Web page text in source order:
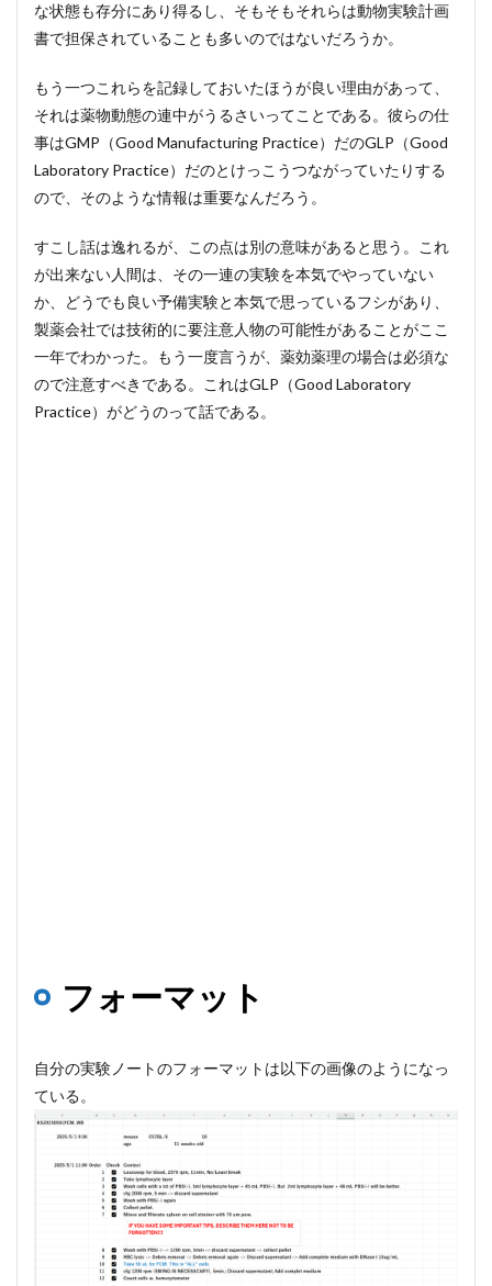
な状態も存分にあり得るし、そもそもそれらは動物実験計画
書で担保されていることも多いのではないだろうか。
もう一つこれらを記録しておいたほうが良い理由があって、
それは薬物動態の連中がうるさいってことである。彼らの仕
事はGMP（Good Manufacturing Practice）だのGLP（Good
Laboratory Practice）だのとけっこうつながっていたりする
ので、そのような情報は重要なんだろう。
すこし話は逸れるが、この点は別の意味があると思う。これ
が出来ない人間は、その一連の実験を本気でやっていない
か、どうでも良い予備実験と本気で思っているフシがあり、
製薬会社では技術的に要注意人物の可能性があることがここ
一年でわかった。もう一度言うが、薬効薬理の場合は必須な
ので注意すべきである。これはGLP（Good Laboratory
Practice）がどうのって話である。
フォーマット
自分の実験ノートのフォーマットは以下の画像のようになっ
ている。